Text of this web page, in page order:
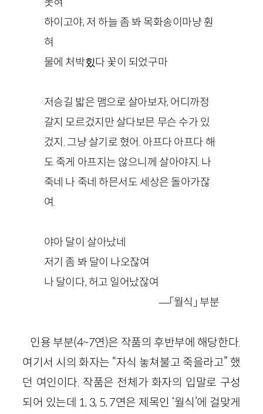
하이고야, 저 하늘 좀 봐 목화송이마냥 훤
혀
물에 처박힜다 꽃이 되었구마
저승길 밟은 맴으로 살아보자, 어디까정
갈지 모르겄지만 살다보믄 무슨 수가 있
겄지. 그냥 살기로 혔어. 아프다 아프다 해
도 죽게 아프지는 않으니께 살아야지. 나
죽네 나 죽네 하믄서도 세상은 돌아가잖
여.
야아 달이 살아났네
저기 좀 봐 달이 나오잖여
나 달이다, 허고 일어났잖여
—「월식」 부분
인용 부분(4~7연)은 작품의 후반부에 해당한다.
여기서 시의 화자는 “자식 놓쳐불고 죽을라고” 했
던 여인이다. 작품은 전체가 화자의 입말로 구성
되어 있는데 1, 3, 5, 7연은 제목인 ‘월식’에 걸맞게